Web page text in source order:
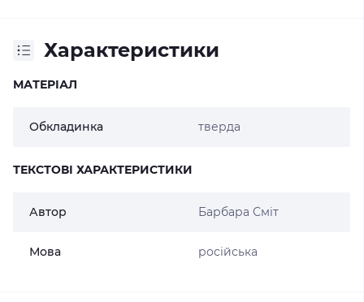
Характеристики
МАТЕРІАЛ
Обкладинка тверда
ТЕКСТОВІ ХАРАКТЕРИСТИКИ
Автор Барбара Сміт
Мова російська